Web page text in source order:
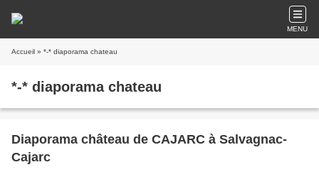
MENU
Accueil » *-* diaporama chateau
*-* diaporama chateau
Diaporama château de CAJARC à Salvagnac-
Cajarc